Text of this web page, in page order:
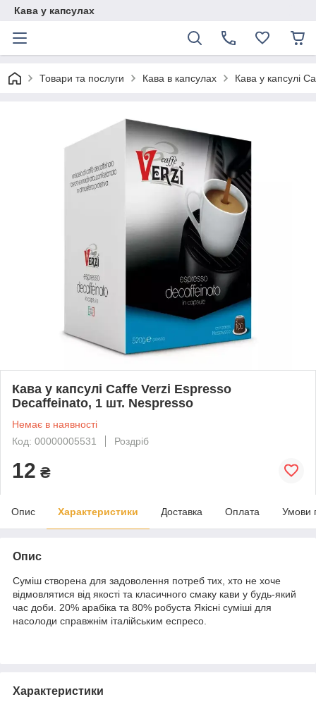
Кава у капсулах
Товари та послуги Кава в капсулах Кава у капсулі
Кава у капсулі Caffe Verzi Espresso
Decaffeinato, 1 шт. Nespresso
Немає в наявності
Код: 00000005531
Роздріб
12 ₴
Опис Характеристики Доставка Оплата Умови
Опис
Суміш створена для задоволення потреб тих, хто не хоче
відмовлятися від якості та класичного смаку кави у будь-який
час доби. 20% арабіка та 80% робуста Якісні суміші для
насолоди справжнім італійським еспресо.
Характеристики